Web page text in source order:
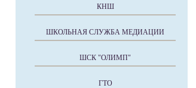
КНШ
ШКОЛЬНАЯ СЛУЖБА МЕДИАЦИИ
ШСК "ОЛИМП"
ГТО